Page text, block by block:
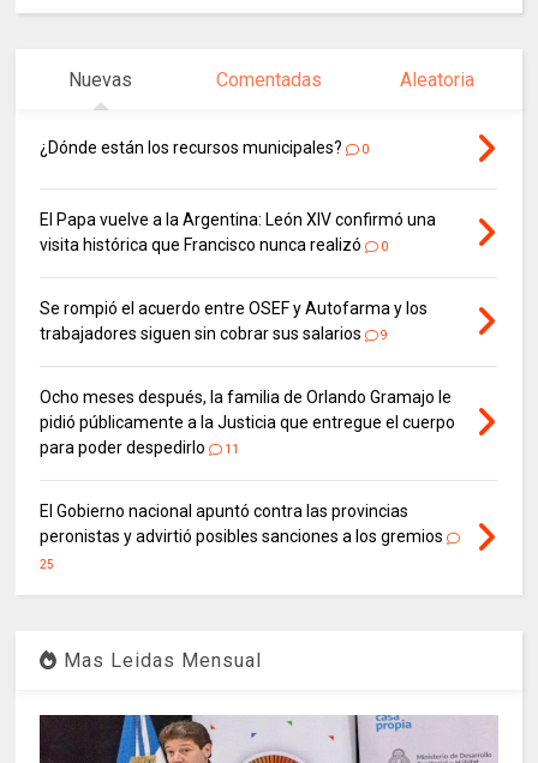
Nuevas Comentadas Aleatoria
¿Dónde están los recursos municipales? 0
El Papa vuelve a la Argentina: León XIV confirmó una
visita histórica que Francisco nunca realizó
0
Se rompió el acuerdo entre OSEF y Autofarma y los
trabajadores siguen sin cobrar sus salarios
9
Ocho meses después, la familia de Orlando Gramajo le
pidió públicamente a la Justicia que entregue el cuerpo
para poder despedirlo
11
El Gobierno nacional apuntó contra las provincias
peronistas y advirtió posibles sanciones a los gremios
25
Mas Leidas Mensual